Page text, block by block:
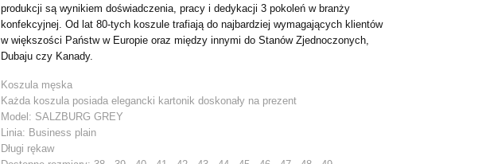
produkcji są wynikiem doświadczenia, pracy i dedykacji 3 pokoleń w branży
konfekcyjnej. Od lat 80-tych koszule trafiają do najbardziej wymagających klientów
w większości Państw w Europie oraz między innymi do Stanów Zjednoczonych,
Dubaju czy Kanady.
Koszula męska
Każda koszula posiada elegancki kartonik doskonały na prezent
Model: SALZBURG GREY
Linia: Business plain
Długi rękaw